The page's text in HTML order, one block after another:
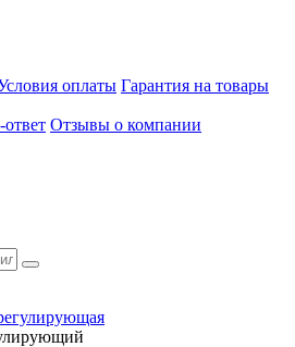
оплаты Гарантия на товары
Отзывы о компании